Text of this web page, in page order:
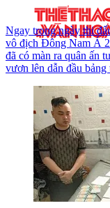
Ngay trong ngày thi
vô địch Đông Nam Á
đã có màn ra quân ấn
vươn lên dẫn đầu